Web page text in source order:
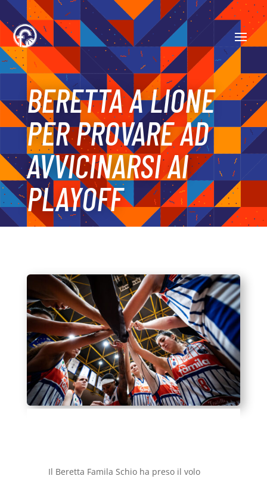
BERETTA A LIONE
PER PROVARE AD
AVVICINARSI AI
PLAYOFF
Il Beretta Famila Schio ha preso il volo